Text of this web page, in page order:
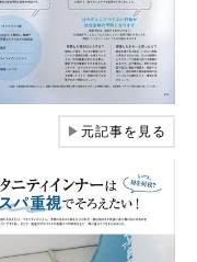
▶元記事を見る